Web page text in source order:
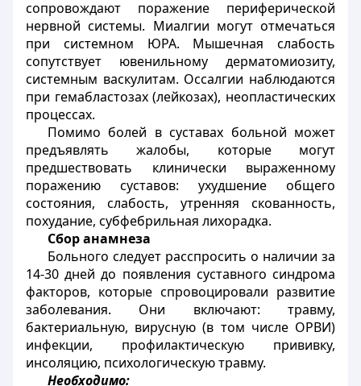
сопровождают поражение периферической
нервной системы. Миалгии могут отмечаться
при системном ЮРА. Мышечная слабость
сопутствует ювенильному дерматомиозиту,
системным васкулитам. Оссалгии наблюдаются
при гемабластозах (лейкозах), неопластических
процессах.
Помимо болей в суставах больной может
предъявлять жалобы, которые могут
предшествовать клинически выраженному
поражению суставов: ухудшение общего
состояния, слабость, утренняя скованность,
похудание, субфебрильная лихорадка.
Сбор анамнеза
Больного следует расспросить о наличии за
14-30 дней до появления суставного синдрома
факторов, которые спровоцировали развитие
заболевания. Они включают: травму,
бактериальную, вирусную (в том числе ОРВИ)
инфекции, профилактическую прививку,
инсоляцию, психологическую травму.
Необходимо: